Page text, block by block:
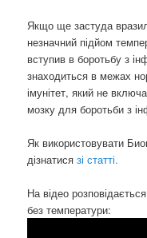
Якщо ще застуда
незначний підйом
вступив в боротьбу з
знаходиться в межах
імунітет, який не
мозку для боротьби з
Як використовувати
дізнатисязі статті.
На відео
без температури: